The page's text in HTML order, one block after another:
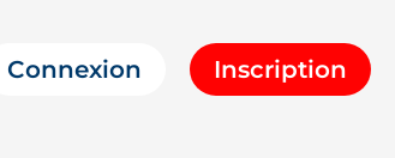
Connexion Inscription